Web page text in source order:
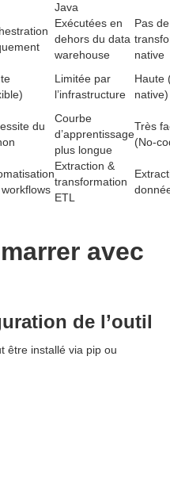
Java
Exécutées en
dehors du data
warehouse
Pas de
native
Limitée par
l’infrastructure
Haute
native)
du
Courbe
d’apprentissage
plus longue
Très
(No-
Extraction &
transformation
ETL
avec
de l’outil
être installé via pip ou